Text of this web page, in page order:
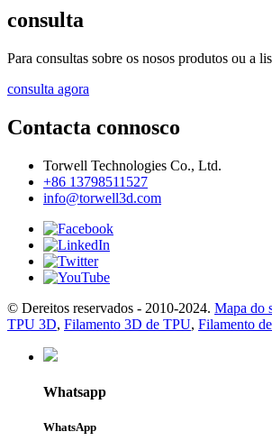
consulta
Para consultas sobre os nosos produtos ou a
consulta agora
Contacta connosco
Torwell Technologies Co., Ltd.
+86 13798511527
info@torwell3d.com
© Dereitos reservados - 2010-2024. Mapa do
TPU 3D, Filamento 3D de TPU, Filamento
Whatsapp
WhatsApp